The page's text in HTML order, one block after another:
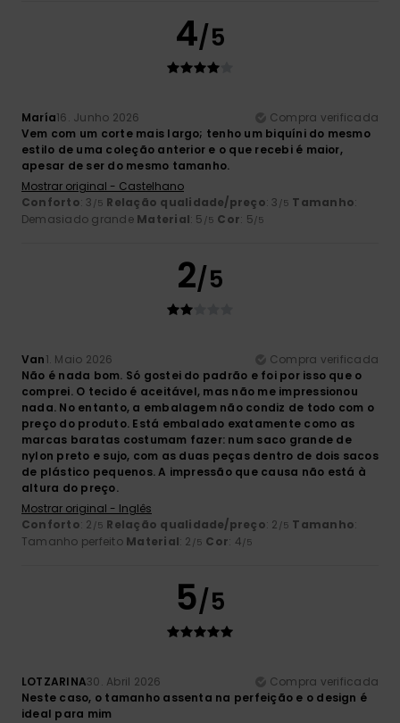
4/5
María16. Junho 2026
Compra verificada
Vem com um corte mais largo; tenho um biquíni do mesmo
estilo de uma coleção anterior e o que recebi é maior,
apesar de ser do mesmo tamanho.
Mostrar original - Castelhano
Conforto: 3 /5 Relação qualidade/preço: 3 /5 Tamanho:
Demasiado grande Material: 5 /5 Cor: 5/5
2/5
Van1. Maio 2026
Compra verificada
Não é nada bom. Só gostei do padrão e foi por isso que o
comprei. O tecido é aceitável, mas não me impressionou
nada. No entanto, a embalagem não condiz de todo com o
preço do produto. Está embalado exatamente como as
marcas baratas costumam fazer: num saco grande de
nylon preto e sujo, com as duas peças dentro de dois sacos
de plástico pequenos. A impressão que causa não está à
altura do preço.
Mostrar original - Inglês
Conforto: 2 /5 Relação qualidade/preço: 2 /5 Tamanho:
Tamanho perfeito Material: 2 /5 Cor: 4/5
5/5
LOTZARINA30. Abril 2026
Compra verificada
Neste caso, o tamanho assenta na perfeição e o design é
ideal para mim